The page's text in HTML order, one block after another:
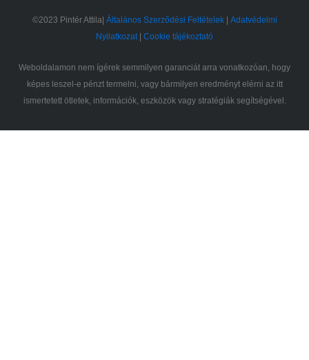
©2023 Pintér Attila| Általános Szerződési Feltételek| Adatvédelmi
Nyilatkozat | Cookie tájékoztató
Weboldalamon nem ígérek semmilyen garanciát arra vonatkozóan, hogy
képes leszel-e pénzt termelni, vagy bármilyen eredményt elérni az itt
ismertetett ötletek, információk, eszközök vagy stratégiák segítségével.